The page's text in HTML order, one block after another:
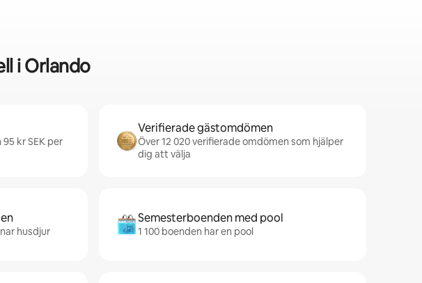
i Orlando
kr SEK per
Verifierade gästomdömen
Över 12 020 verifierade omdömen som hjälper
dig att välja
husdjur
Semesterboenden med pool
1 100 boenden har en pool